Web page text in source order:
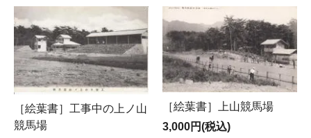
［絵葉書］工事中の上ノ山
競馬場
［絵葉書］上山競馬場
3,000円(税込)